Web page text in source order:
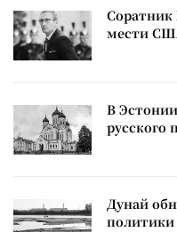
Соратник
мести
В
русского
Дунай